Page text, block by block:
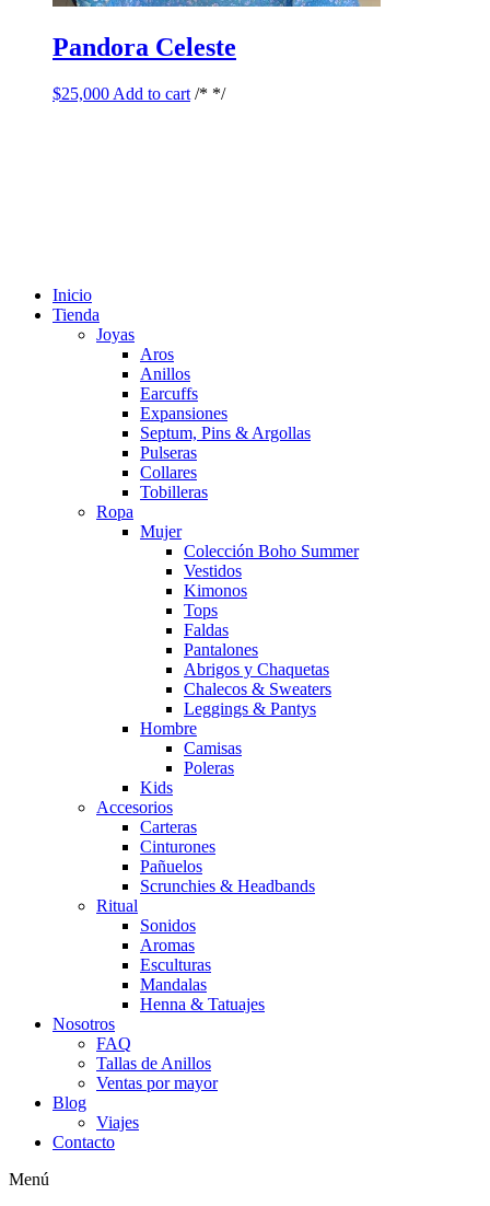
Pandora Celeste
$25,000 Add to cart /* */
Inicio
Tienda
Joyas
Aros
Anillos
Earcuffs
Expansiones
Septum, Pins & Argollas
Pulseras
Collares
Tobilleras
Ropa
Mujer
Colección Boho Summer
Vestidos
Kimonos
Tops
Faldas
Pantalones
Abrigos y Chaquetas
Chalecos & Sweaters
Leggings & Pantys
Hombre
Camisas
Poleras
Kids
Accesorios
Carteras
Cinturones
Pañuelos
Scrunchies & Headbands
Ritual
Sonidos
Aromas
Esculturas
Mandalas
Henna & Tatuajes
Nosotros
FAQ
Tallas de Anillos
Ventas por mayor
Blog
Viajes
Contacto
Menú